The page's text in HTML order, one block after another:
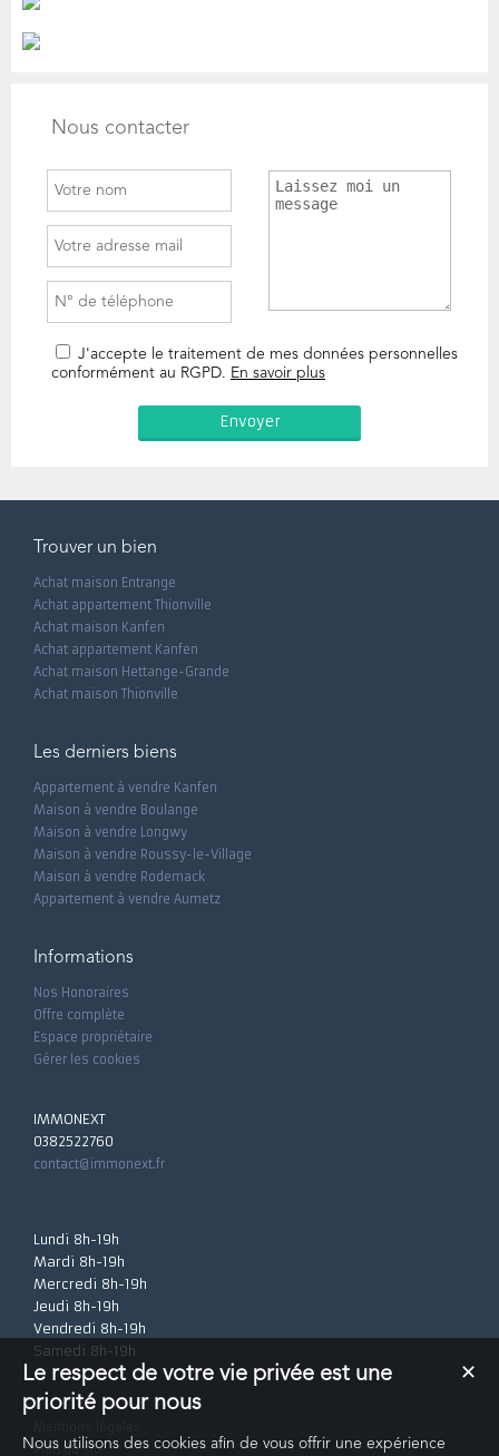
Nous contacter
J'accepte le traitement de mes données personnelles
conformément au RGPD. En savoir plus
Trouver un bien
Achat maison Entrange
Achat appartement Thionville
Achat maison Kanfen
Achat appartement Kanfen
Achat maison Hettange-Grande
Achat maison Thionville
Les derniers biens
Appartement à vendre Kanfen
Maison à vendre Boulange
Maison à vendre Longwy
Maison à vendre Roussy-le-Village
Maison à vendre Rodemack
Appartement à vendre Aumetz
Informations
Nos Honoraires
Offre complète
Espace propriétaire
Gérer les cookies
IMMONEXT
0382522760
contact@immonext.fr
Lundi 8h-19h
Mardi 8h-19h
Mercredi 8h-19h
Jeudi 8h-19h
Vendredi 8h-19h
Samedi 8h-19h
Plan du site
✕
Le respect de votre vie privée est une
priorité pour nous
Nous utilisons des cookies afin de vous offrir une expérience